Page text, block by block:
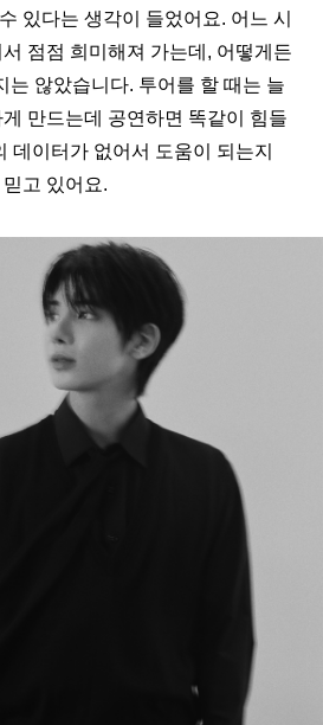
있다는 생각이 들었어요. 어느 시
점점 희미해져 가는데, 어떻게든
는 않았습니다. 투어를 할 때는 늘
만드는데 공연하면 똑같이 힘들
데이터가 없어서 도움이 되는지
고 있어요.